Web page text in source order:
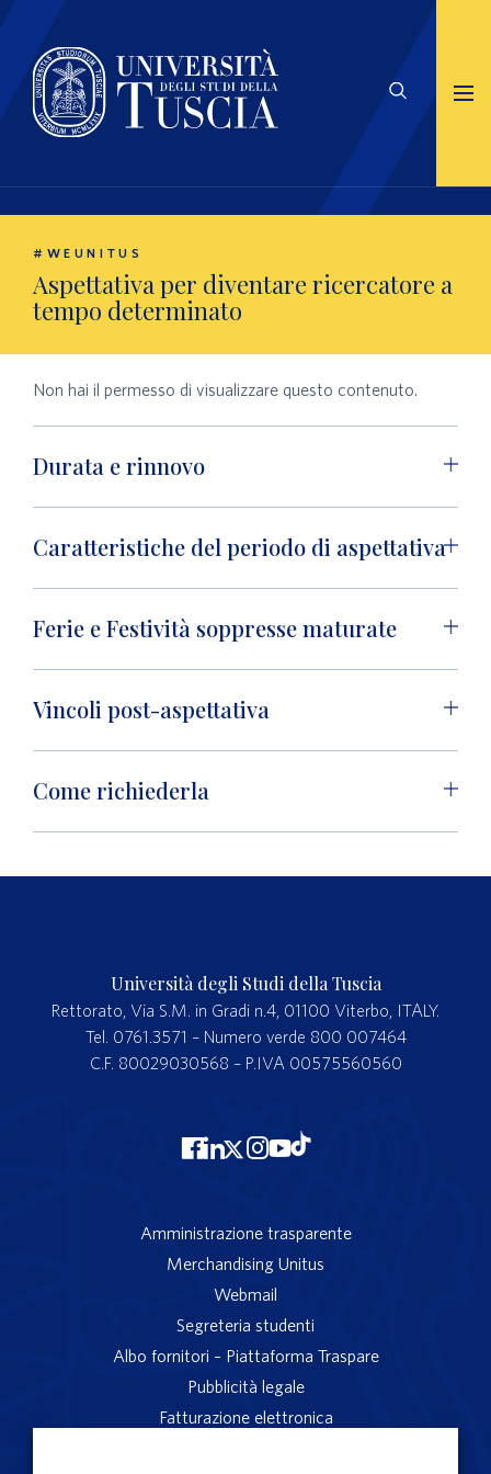
#WEUNITUS
Aspettativa per diventare ricercatore a
tempo determinato
Non hai il permesso di visualizzare questo contenuto.
Durata e rinnovo
Caratteristiche del periodo di aspettativa
Ferie e Festività soppresse maturate
Vincoli post-aspettativa
Come richiederla
Università degli Studi della Tuscia
Rettorato, Via S.M. in Gradi n.4, 01100 Viterbo, ITALY.
Tel. 0761.3571 – Numero verde 800 007464
C.F. 80029030568 – P.IVA 00575560560
Amministrazione trasparente
Merchandising Unitus
Webmail
Segreteria studenti
Albo fornitori – Piattaforma Traspare
Pubblicità legale
Fatturazione elettronica